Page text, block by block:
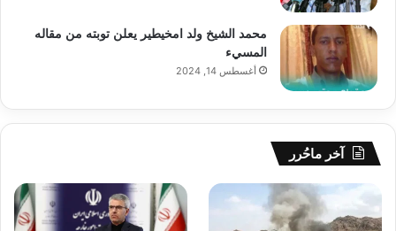
محمد الشيخ ولد امخيطير يعلن توبته من مقاله
المسيء
أغسطس 14, 2024
آخر ماحُرر